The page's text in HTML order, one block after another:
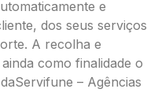
e
dos seus serviços
A recolha e
como finalidade o
– Agências